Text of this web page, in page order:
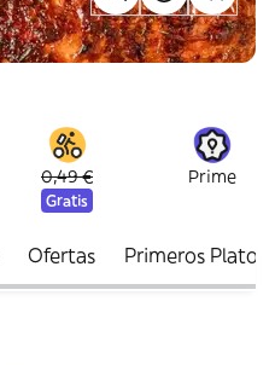
0,49 €
Gratis
Prime
Ofertas Primeros Platos